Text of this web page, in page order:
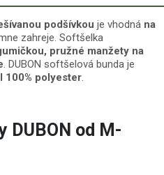
podšívkou je vhodná na
zahreje. Softšelka
pružné manžety na
. DUBON softšelová bunda je
100% polyester.
od M-